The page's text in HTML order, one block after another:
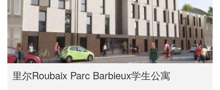
里尔Roubaix Parc Barbieux学生公寓